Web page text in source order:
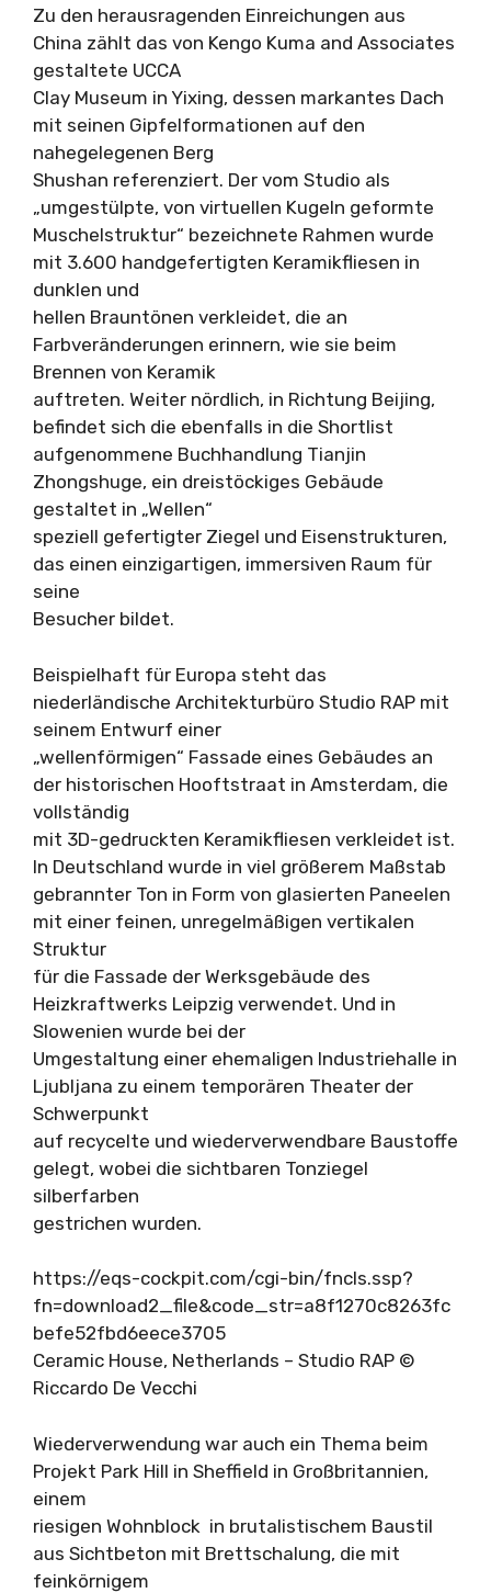
Zu den herausragenden Einreichungen aus
China zählt das von Kengo Kuma and Associates
gestaltete UCCA
Clay Museum in Yixing, dessen markantes Dach
mit seinen Gipfelformationen auf den
nahegelegenen Berg
Shushan referenziert. Der vom Studio als
„umgestülpte, von virtuellen Kugeln geformte
Muschelstruktur“ bezeichnete Rahmen wurde
mit 3.600 handgefertigten Keramikfliesen in
dunklen und
hellen Brauntönen verkleidet, die an
Farbveränderungen erinnern, wie sie beim
Brennen von Keramik
auftreten. Weiter nördlich, in Richtung Beijing,
befindet sich die ebenfalls in die Shortlist
aufgenommene Buchhandlung Tianjin
Zhongshuge, ein dreistöckiges Gebäude
gestaltet in „Wellen“
speziell gefertigter Ziegel und Eisenstrukturen,
das einen einzigartigen, immersiven Raum für
seine
Besucher bildet.
Beispielhaft für Europa steht das
niederländische Architekturbüro Studio RAP mit
seinem Entwurf einer
„wellenförmigen“ Fassade eines Gebäudes an
der historischen Hooftstraat in Amsterdam, die
vollständig
mit 3D-gedruckten Keramikfliesen verkleidet ist.
In Deutschland wurde in viel größerem Maßstab
gebrannter Ton in Form von glasierten Paneelen
mit einer feinen, unregelmäßigen vertikalen
Struktur
für die Fassade der Werksgebäude des
Heizkraftwerks Leipzig verwendet. Und in
Slowenien wurde bei der
Umgestaltung einer ehemaligen Industriehalle in
Ljubljana zu einem temporären Theater der
Schwerpunkt
auf recycelte und wiederverwendbare Baustoffe
gelegt, wobei die sichtbaren Tonziegel
silberfarben
gestrichen wurden.
https://eqs-cockpit.com/cgi-bin/fncls.ssp?
fn=download2_file&code_str=a8f1270c8263fc
befe52fbd6eece3705
Ceramic House, Netherlands – Studio RAP ©
Riccardo De Vecchi
Wiederverwendung war auch ein Thema beim
Projekt Park Hill in Sheffield in Großbritannien,
einem
riesigen Wohnblock in brutalistischem Baustil
aus Sichtbeton mit Brettschalung, die mit
feinkörnigem